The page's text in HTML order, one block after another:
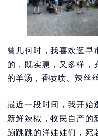
曾几何时，我喜欢逛早
的，既实惠，又多样，
的羊汤，香喷喷、辣丝
最近一段时间，我开始
新鲜辣椒，牧民自产的
蹦跳跳的洋娃娃们，宛